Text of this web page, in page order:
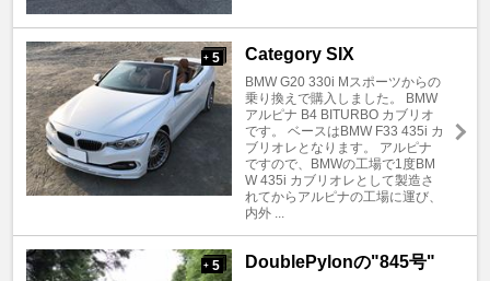
+ 5 Category SIX
BMW G20 330i Mスポーツからの
乗り換えで購入しました。 BMW
アルピナ B4 BITURBO カブリオ
です。 ベースはBMW F33 435i カ
ブリオレとなります。 アルピナ
ですので、BMWの工場で1度BM
W 435i カブリオレとして製造さ
れてからアルピナの工場に運び、
内外 ...
+ 5 DoublePylonの"845号"